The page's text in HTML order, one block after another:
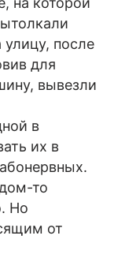
после
для
вывезли
в
их в
то
Но
от